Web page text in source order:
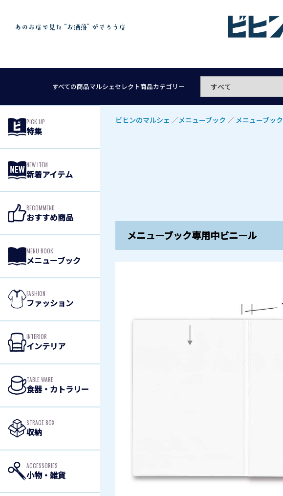
すべての商品マルシェセレクト商品カテゴリー
PICK UP
特集
NEW ITEM
新着アイテム
RECOMMEND
おすすめ商品
MENU BOOK
メニューブック
FASHION
ファッション
INTERIOR
インテリア
TABLE WARE
食器・カトラリー
STRAGE BOX
収納
ACCESSORIES
小物・雑貨
ビヒンのマルシェ ／メニューブック ／ メニューブック
メニューブック専用中ビニール